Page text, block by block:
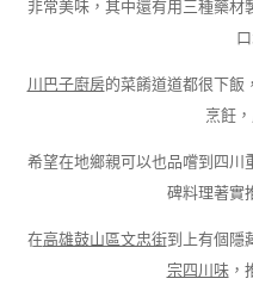
非常美味，其中還有用三種藥材
川巴子廚房的菜餚道道都很下飯
烹飪
希望在地鄉親可以也品嚐到四川
碑料理著實
在高雄鼓山區文忠街到上有個隱
宗四川味，